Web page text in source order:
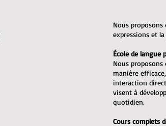
Nous
expressions et
École de langue
Nous
manière
interaction
visent à
quotidien.
Cours complets